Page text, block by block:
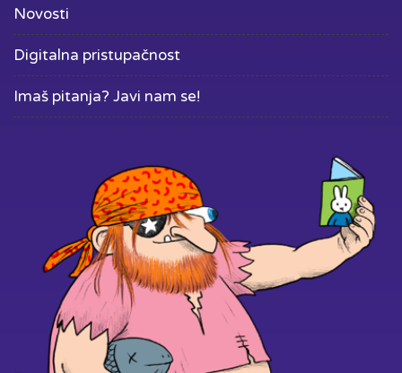
Novosti
Digitalna pristupačnost
Imaš pitanja? Javi nam se!